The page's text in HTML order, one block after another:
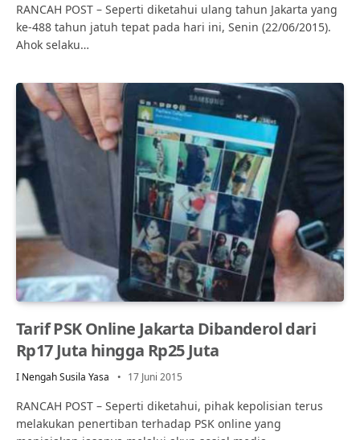
RANCAH POST – Seperti diketahui ulang tahun Jakarta yang
ke-488 tahun jatuh tepat pada hari ini, Senin (22/06/2015).
Ahok selaku…
Tarif PSK Online Jakarta Dibanderol dari
Rp17 Juta hingga Rp25 Juta
I Nengah Susila Yasa 17 Juni 2015
RANCAH POST – Seperti diketahui, pihak kepolisian terus
melakukan penertiban terhadap PSK online yang